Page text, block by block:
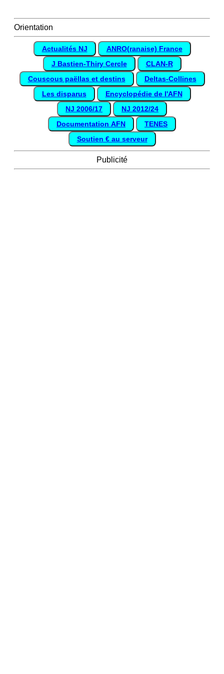
Orientation
Actualités NJ
ANRO(ranaise) France
J Bastien-Thiry Cercle
CLAN-R
Couscous paëllas et destins
Deltas-Collines
Les disparus
Encyclopédie de l'AFN
NJ 2006/17
NJ 2012/24
Documentation AFN
TENES
Soutien € au serveur
Publicité